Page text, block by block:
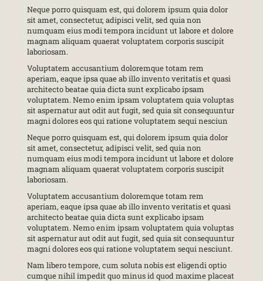
Neque porro quisquam est, qui dolorem ipsum quia dolor
sit amet, consectetur, adipisci velit, sed quia non
numquam eius modi tempora incidunt ut labore et dolore
magnam aliquam quaerat voluptatem corporis suscipit
laboriosam.
Voluptatem accusantium doloremque totam rem
aperiam, eaque ipsa quae ab illo invento veritatis et quasi
architecto beatae quia dicta sunt explicabo ipsam
voluptatem. Nemo enim ipsam voluptatem quia voluptas
sit aspernatur aut odit aut fugit, sed quia sit consequuntur
magni dolores eos qui ratione voluptatem sequi nesciun
Neque porro quisquam est, qui dolorem ipsum quia dolor
sit amet, consectetur, adipisci velit, sed quia non
numquam eius modi tempora incidunt ut labore et dolore
magnam aliquam quaerat voluptatem corporis suscipit
laboriosam.
Voluptatem accusantium doloremque totam rem
aperiam, eaque ipsa quae ab illo invento veritatis et quasi
architecto beatae quia dicta sunt explicabo ipsam
voluptatem. Nemo enim ipsam voluptatem quia voluptas
sit aspernatur aut odit aut fugit, sed quia sit consequuntur
magni dolores eos qui ratione voluptatem sequi nesciunt.
Nam libero tempore, cum soluta nobis est eligendi optio
cumque nihil impedit quo minus id quod maxime placeat